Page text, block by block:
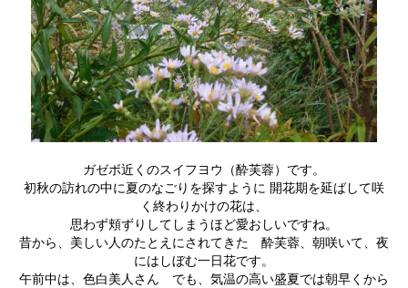
ガゼボ近くのスイフヨウ（酔芙蓉）です。
初秋の訪れの中に夏のなごりを探すように 開花期を延ばして咲
く終わりかけの花は、
思わず頬ずりしてしまうほど愛おしいですね。
昔から、美しい人のたとえにされてきた 酔芙蓉、朝咲いて、夜
にはしぼむ一日花です。
午前中は、色白美人さん でも、気温の高い盛夏では朝早くから